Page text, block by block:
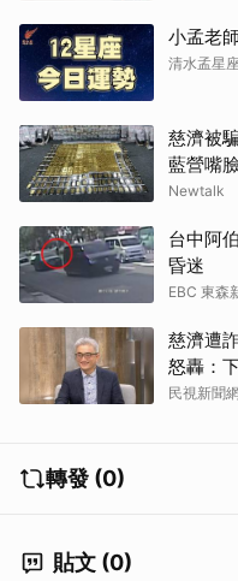
小孟老
清水孟星
慈濟被
藍營嘴
Newtalk
台中阿
昏迷
EBC 東森
慈濟遭
怒轟：
民視新聞
轉發 (0)
貼文 (0)